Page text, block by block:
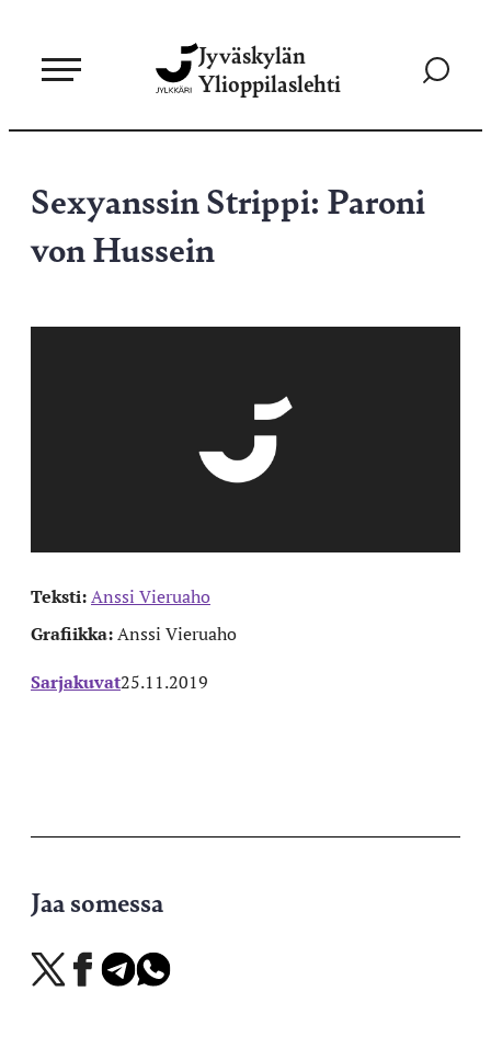
sisältöön
Jyväskylän
Ylioppilaslehti
Siirry
Sexyanssin Strippi: Paroni
von Hussein
Teksti:Anssi Vieruaho
Grafiikka:Anssi Vieruaho
Sarjakuvat25.11.2019
Jaa somessa
Jaa
X-
Jaa
Facebookissa
Jaa
Telegramissa
Jaa
WhatsAppissa